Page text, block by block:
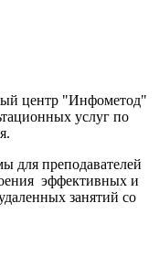
центр "Инфометод"
услуг по
для преподавателей
эффективных и
занятий со